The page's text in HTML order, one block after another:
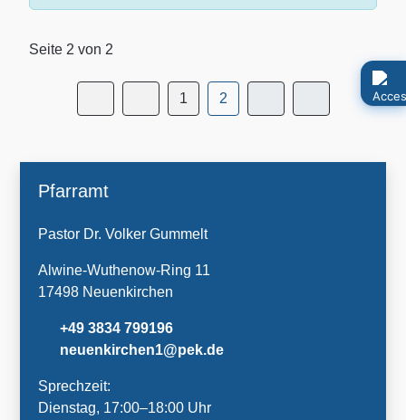
Seite 2 von 2
1 2
Pfarramt
Pastor Dr. Volker Gummelt
Alwine-Wuthenow-Ring 11
17498 Neuenkirchen
+49 3834 799196
neuenkirchen1@pek.de
Sprechzeit:
Dienstag, 17:00–18:00 Uhr